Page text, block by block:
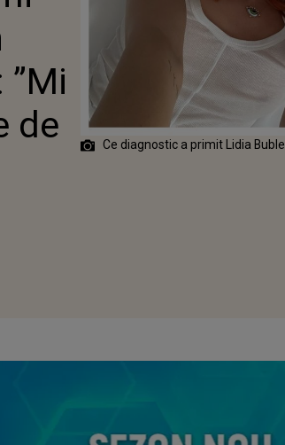
CUMPLIT:
DE LA
de
Ce diagnostic a primit Lidia Buble